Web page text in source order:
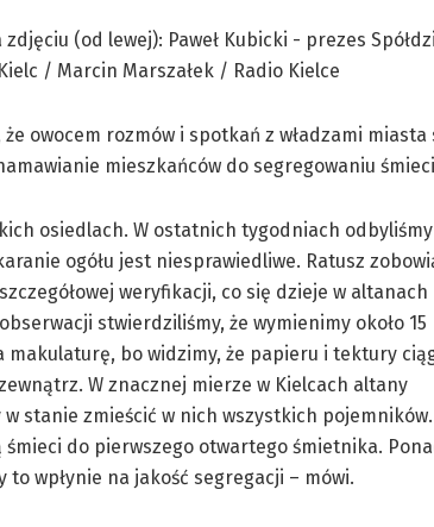
owocem rozmów i spotkań z władzami miasta
mieszkańców do segregowaniu
osiedlach. W ostatnich tygodniach odbyliśmy
ogółu jest niesprawiedliwe. Ratusz
weryfikacji, co się dzieje w altanach
stwierdziliśmy, że wymienimy około 15
bo widzimy, że papieru i tektury
W znacznej mierze w Kielcach altany
stanie zmieścić w nich wszystkich
do pierwszego otwartego śmietnika.
wpłynie na jakość segregacji – mówi.